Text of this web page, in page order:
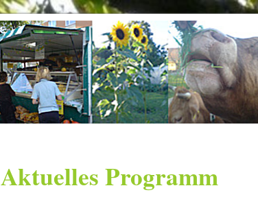
Aktuelles Programm